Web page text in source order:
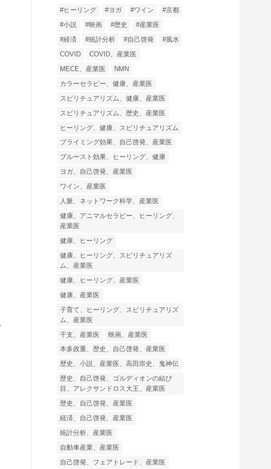
#ヒーリング #ヨガ #ワイン
#京都
#小説
#映画 #歴史
#産業医
#経済
#統計分析 #自己啓発
#風水
COVID
COVID、産業医
MECE、産業医
NMN
カラーセラピー、健康、産業医
スピリチュアリズム、健康、産業医
スピリチュアリズム、歴史、産業医
ヒーリング、健康、スピリチュアリズム
プライミング効果、自己啓発、産業医
プルースト効果、ヒーリング、健康
ヨガ、自己啓発、産業医
ワイン、産業医
人脈、ネットワーク科学、産業医
健康、アニマルセラピー、ヒーリング、
産業医
健康、ヒーリング
健康、ヒーリング、スピリチュアリズ
ム、産業医
健康、ヒーリング、産業医
健康、産業医
子育て、ヒーリング、スピリチュアリズ
ム、産業医
干支、産業医
映画、産業医
本多政重、歴史、自己啓発、産業医
歴史、小説、産業医、高田崇史、鬼神伝
歴史、自己啓発、ゴルディオンの結び
目、アレクサンドロス大王、産業医
歴史、自己啓発、産業医
経済、自己啓発、産業医
統計分析、産業医
自動車産業、産業医
自己啓発、フェアトレード、産業医